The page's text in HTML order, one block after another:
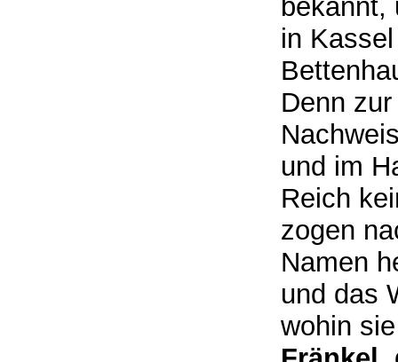
bekannt,
in
Denn
und im
Reich
zogen
Namen
und das
wohin